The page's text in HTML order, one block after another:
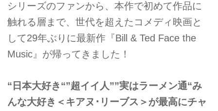
シリーズのファンから、本作で初めて作品に
触れる層まで、世代を超えたコメディ映画と
して29年ぶりに最新作『Bill & Ted Face the
Music』が帰ってきました！
“日本大好き“”超イイ人””実はラーメン通“み
んな大好き＜キアヌ･リーブス＞が最高にチャ